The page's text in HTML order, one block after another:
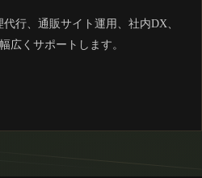
行、通販サイト運用、社内DX、
広くサポートします。